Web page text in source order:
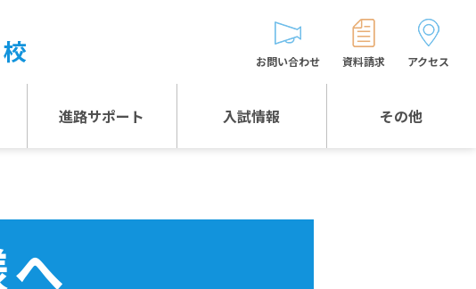
進路サポート 入試情報 その他
お問い合わせ 資料請求 アクセス